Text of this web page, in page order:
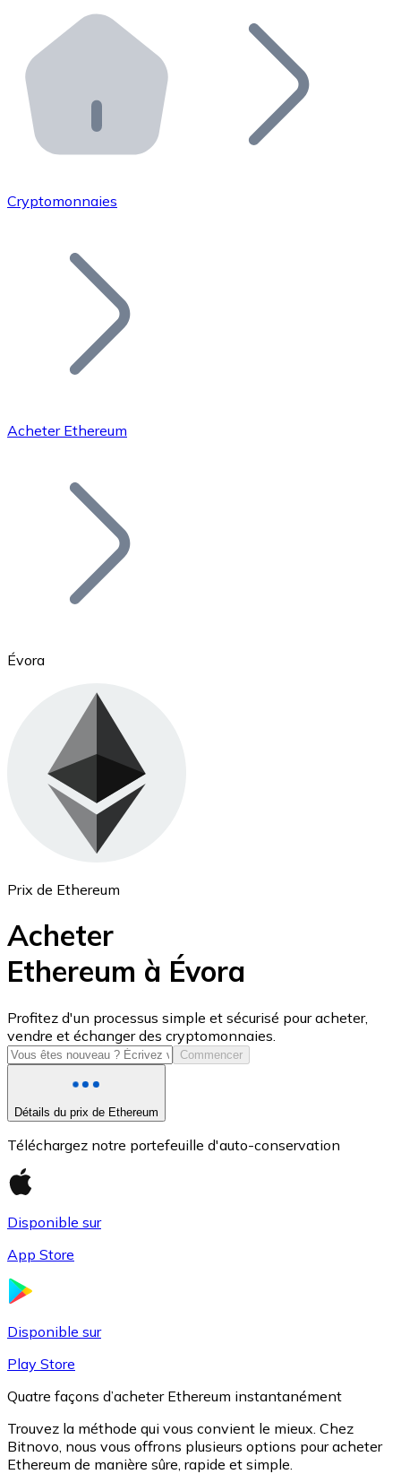
Distributeurs automatiques Bitnovo
Intégrez un ATM Bitnovo dans votre entreprise et
API Bitnovo
Intégrez notre API dans votre écosystème.
Rejoignez notre réseau de distributeurs et
Ajoutez le token de votre projet à notre service
Bitcoin
Ethereum
ETH
USD Coin
USDC
Cryptomonnaies
Acheter Ethereum
Évora
Prix de Ethereum
Acheter
Ethereum à Évora
Profitez d'un processus simple et sécurisé pour acheter,
vendre et échanger des cryptomonnaies.
Commencer
Détails du prix de Ethereum
Téléchargez notre portefeuille d'auto-conservation
Disponible sur
App Store
Disponible sur
Play Store
Quatre façons d’acheter Ethereum instantanément
Trouvez la méthode qui vous convient le mieux. Chez
Bitnovo, nous vous offrons plusieurs options pour acheter
Ethereum de manière sûre, rapide et simple.